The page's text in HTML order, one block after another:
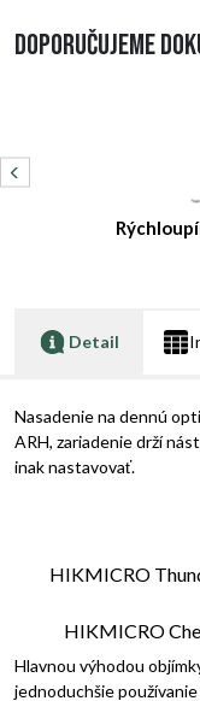
Doporučujeme
Detail
Nasadenie na dennú
ARH, zariadenie drží
inak nastavovať.
HIKMICRO
HIKMICRO
Hlavnou výhodou
jednoduchšie